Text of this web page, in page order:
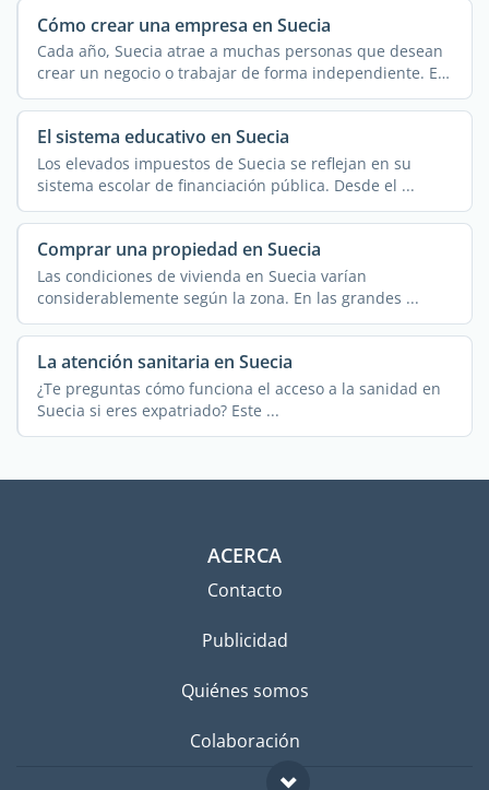
Cómo crear una empresa en Suecia
Cada año, Suecia atrae a muchas personas que desean
crear un negocio o trabajar de forma independiente. El
...
El sistema educativo en Suecia
Los elevados impuestos de Suecia se reflejan en su
sistema escolar de financiación pública. Desde el ...
Comprar una propiedad en Suecia
Las condiciones de vivienda en Suecia varían
considerablemente según la zona. En las grandes ...
La atención sanitaria en Suecia
¿Te preguntas cómo funciona el acceso a la sanidad en
Suecia si eres expatriado? Este ...
ACERCA
Contacto
Publicidad
Quiénes somos
Colaboración